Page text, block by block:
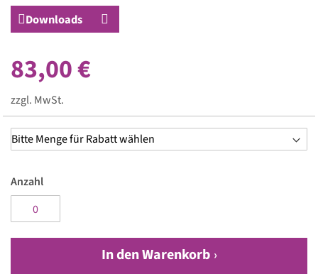
Downloads
83,00 €
zzgl. MwSt.
Anzahl
In den Warenkorb